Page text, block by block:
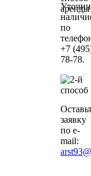
по
+7
78-78.
заявку
по e-
mail: